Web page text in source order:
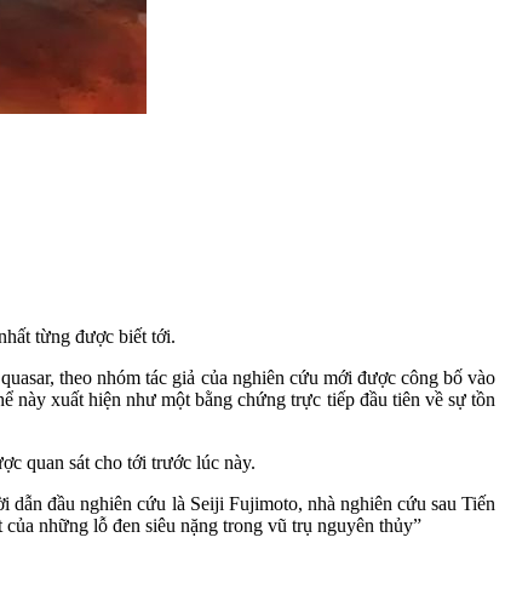
từng được biết tới.
theo nhóm tác giả của nghiên cứu mới được công bố vào
này xuất hiện như một bằng chứng trực tiếp đầu tiên về sự tồn
quan sát cho tới trước lúc này.
đầu nghiên cứu là Seiji Fujimoto, nhà nghiên cứu sau Tiến
những lỗ đen siêu nặng trong vũ trụ nguyên thủy”